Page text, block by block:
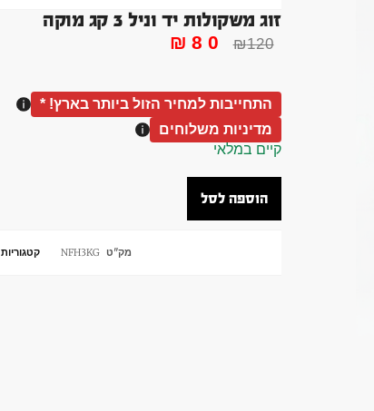
זוג משקולות יד וניל 3 קג מוקה
₪120
₪80
התחייבות למחיר הזול ביותר בארץ! *
מדיניות משלוחים
קיים במלאי
הוספה לסל
מק"ט NFH3KG קטגוריות